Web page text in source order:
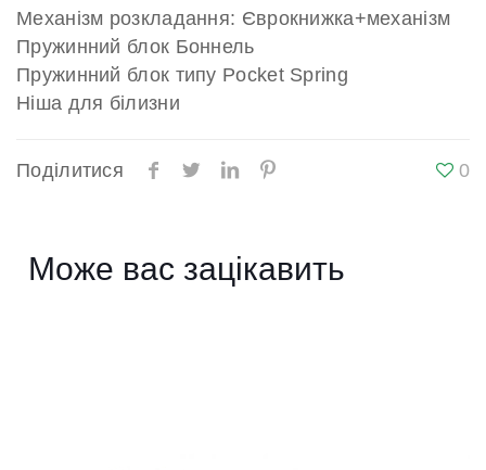
Механізм розкладання: Єврокнижка+механізм
Пружинний блок Боннель
Пружинний блок типу Pocket Spring
Ніша для білизни
Поділитися 0
Може вас зацікавить